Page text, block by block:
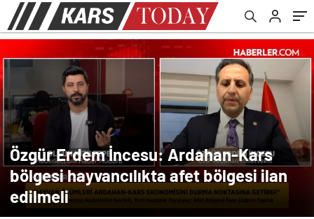
Özgür Erdem İncesu: Ardahan-Kars
bölgesi hayvancılıkta afet bölgesi ilan
edilmeli